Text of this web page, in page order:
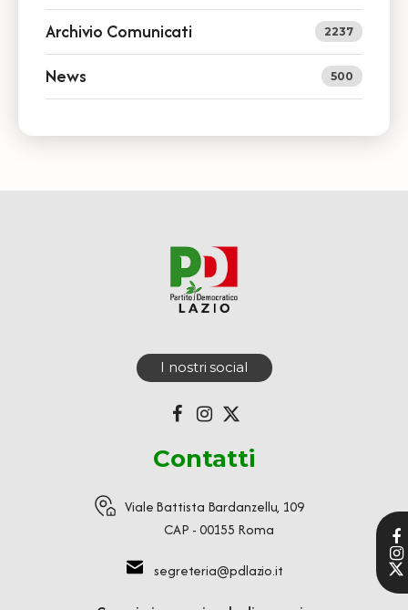
Archivio Comunicati 2237
News 500
I nostri social
Contatti
Viale Battista Bardanzellu, 109
CAP - 00155 Roma
segreteria@pdlazio.it